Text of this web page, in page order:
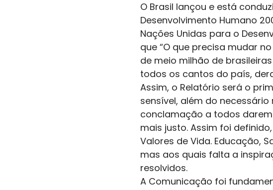
O Brasil lançou e está
Desenvolvimento Humano
Nações Unidas para o
que “O que precisa mudar
de meio milhão de
todos os cantos do país,
Assim, o Relatório será o
sensível, além do
conclamação a todos
mais justo. Assim foi
Valores de Vida. Educação,
mas aos quais falta a
resolvidos.
A Comunicação foi